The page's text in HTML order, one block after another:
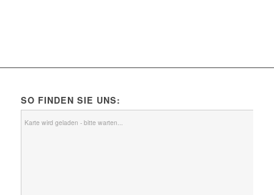
SO FINDEN SIE UNS:
Karte wird geladen - bitte warten...